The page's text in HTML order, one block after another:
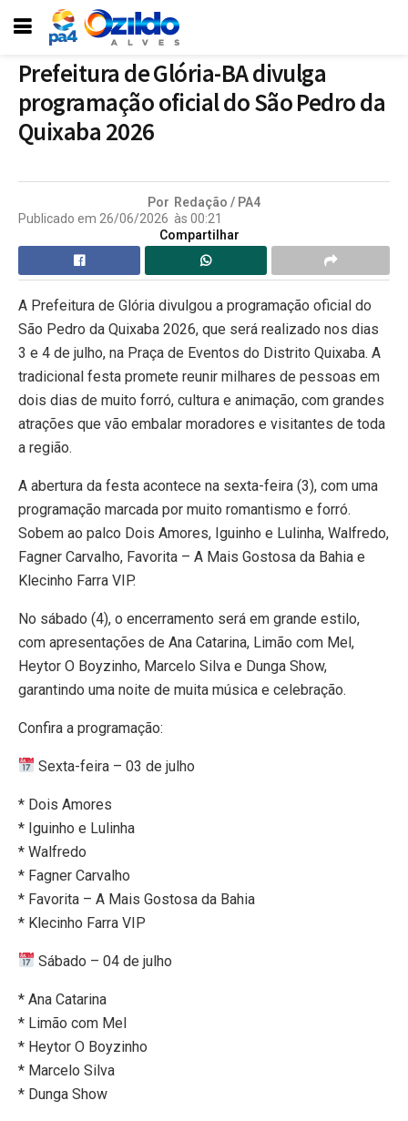
Prefeitura de Glória-BA divulga
programação oficial do São Pedro da
Quixaba 2026
Por Redação / PA4
Publicado em 26/06/2026 às 00:21
Compartilhar
A Prefeitura de Glória divulgou a programação oficial do
São Pedro da Quixaba 2026, que será realizado nos dias
3 e 4 de julho, na Praça de Eventos do Distrito Quixaba. A
tradicional festa promete reunir milhares de pessoas em
dois dias de muito forró, cultura e animação, com grandes
atrações que vão embalar moradores e visitantes de toda
a região.
A abertura da festa acontece na sexta-feira (3), com uma
programação marcada por muito romantismo e forró.
Sobem ao palco Dois Amores, Iguinho e Lulinha, Walfredo,
Fagner Carvalho, Favorita – A Mais Gostosa da Bahia e
Klecinho Farra VIP.
No sábado (4), o encerramento será em grande estilo,
com apresentações de Ana Catarina, Limão com Mel,
Heytor O Boyzinho, Marcelo Silva e Dunga Show,
garantindo uma noite de muita música e celebração.
Confira a programação:
Sexta-feira – 03 de julho
* Dois Amores
* Iguinho e Lulinha
* Walfredo
* Fagner Carvalho
* Favorita – A Mais Gostosa da Bahia
* Klecinho Farra VIP
Sábado – 04 de julho
* Ana Catarina
* Limão com Mel
* Heytor O Boyzinho
* Marcelo Silva
* Dunga Show